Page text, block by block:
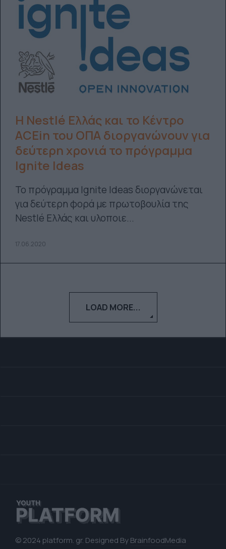
Η Nestlé Ελλάς και το Κέντρο
ACEin του ΟΠΑ διοργανώνουν για
δεύτερη χρονιά το πρόγραμμα
Ignite Ideas
Το πρόγραμμα Ignite Ideas διοργανώνεται
για δεύτερη φορά με πρωτοβουλία της
Nestlé Ελλάς και υλοποιε...
17.06.2020
LOAD MORE...
© 2024 platform. gr. Designed ByBrainfoodMedia